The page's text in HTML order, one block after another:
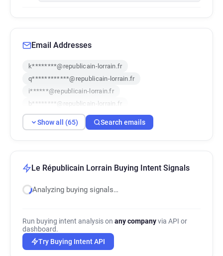
Email Addresses
k********@republicain-lorrain.fr
q************@republicain-lorrain.fr
i******@republicain-lorrain.fr
b********@republicain-lorrain.fr
k******@republicain-lorrain.fr
x******@republicain-lorrain.fr
t********@republicain-lorrain.fr
n************@republicain-lorrain.fr
b************@republicain-lorrain.fr
h********@republicain-lorrain.fr
Show all (65) Search emails
Le Républicain Lorrain Buying Intent Signals
Analyzing buying signals…
Run buying intent analysis on any companyvia API or
dashboard.
Try Buying Intent API